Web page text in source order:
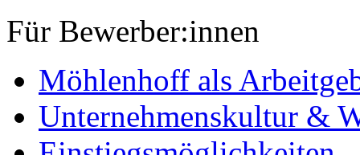
Für Bewerber:innen
Möhlenhoff als
Unternehmenskultur &